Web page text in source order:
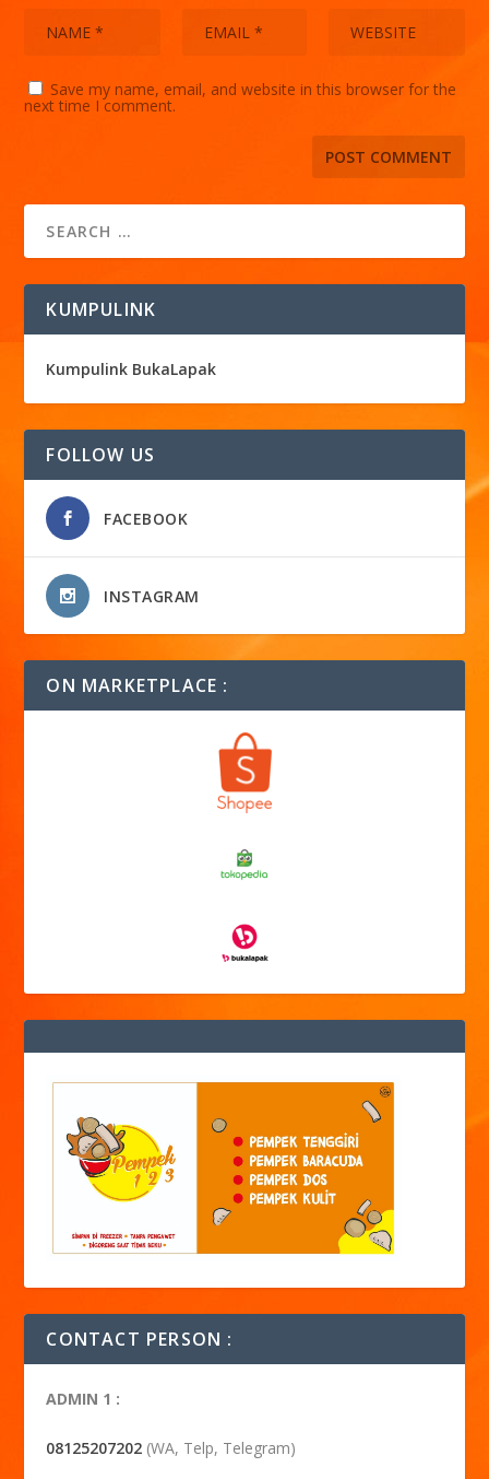
Save my name, email, and website in this browser for the
next time I comment.
KUMPULINK
Kumpulink BukaLapak
FOLLOW US
FACEBOOK
INSTAGRAM
ON MARKETPLACE :
CONTACT PERSON :
ADMIN 1 :
08125207202 (WA, Telp, Telegram)